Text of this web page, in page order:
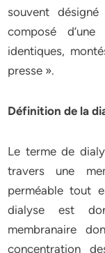
souvent
composé
identiques,
presse ».
Définition de la
Le terme de
travers une
perméable tout
dialyse est
membranaire
concentration